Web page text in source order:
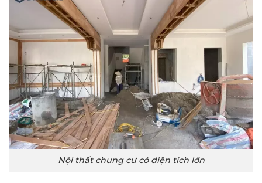
Nội thất chung cư có diện tích lớn